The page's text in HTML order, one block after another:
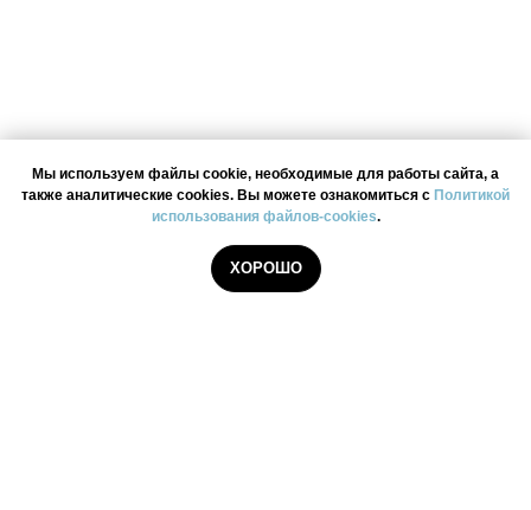
Мы используем файлы cookie, необходимые для работы сайта, а
также аналитические cookies. Вы можете ознакомиться с Политикой
использования файлов-cookies.
ХОРОШО